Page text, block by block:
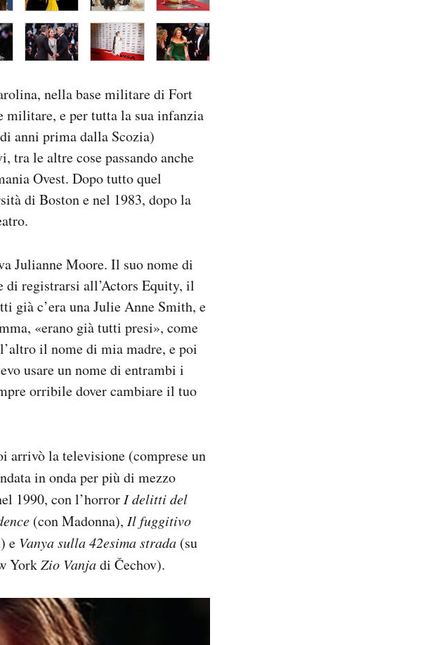
nella base militare di Fort
militare, e per tutta la sua infanzia
anni prima dalla Scozia)
tra le altre cose passando anche
Ovest. Dopo tutto quel
di Boston e nel 1983, dopo la
Julianne Moore. Il suo nome di
di registrarsi all’Actors Equity, il
già c’era una Julie Anne Smith, e
«erano già tutti presi», come
il nome di mia madre, e poi
usare un nome di entrambi i
orribile dover cambiare il tuo
la televisione (comprese un
in onda per più di mezzo
1990, con l’horror I delitti del
(con Madonna), Il fuggitivo
e Vanya sulla 42esima strada (su
YorkZio Vanjadi Čechov).